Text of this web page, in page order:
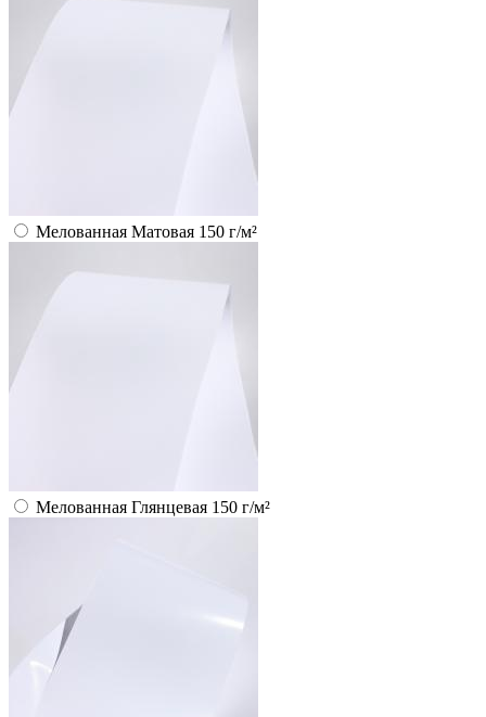
Мелованная Матовая 150 г/м²
Мелованная Глянцевая 150 г/м²